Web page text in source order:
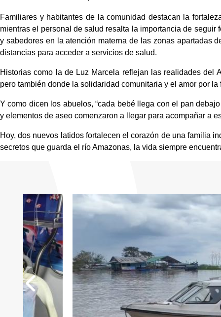
Familiares y habitantes de la comunidad destacan la
mientras el personal de salud resalta la importancia de
y sabedores en la atención materna de las zonas apartadas
distancias para acceder a servicios de salud.
Historias como la de Luz Marcela reflejan las realidades del
pero también donde la solidaridad comunitaria y el amor por
Y como dicen los abuelos, “cada bebé llega con el pan
y elementos de aseo comenzaron a llegar para acompañar a
Hoy, dos nuevos latidos fortalecen el corazón de una familia
secretos que guarda el río Amazonas, la vida siempre